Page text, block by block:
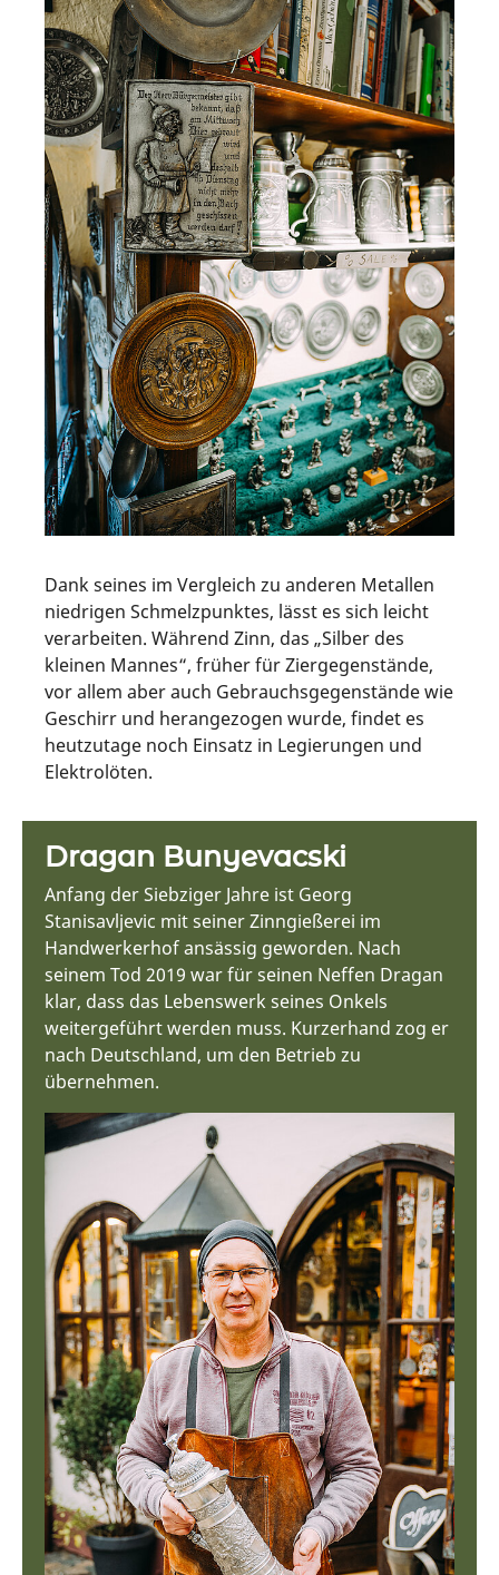
Dank seines im Vergleich zu anderen Metallen
niedrigen Schmelzpunktes, lässt es sich leicht
verarbeiten. Während Zinn, das „Silber des
kleinen Mannes“, früher für Ziergegenstände,
vor allem aber auch Gebrauchsgegenstände wie
Geschirr und herangezogen wurde, findet es
heutzutage noch Einsatz in Legierungen und
Elektrolöten.
Dragan Bunyevacski
Anfang der Siebziger Jahre ist Georg
Stanisavljevic mit seiner Zinngießerei im
Handwerkerhof ansässig geworden. Nach
seinem Tod 2019 war für seinen Neffen Dragan
klar, dass das Lebenswerk seines Onkels
weitergeführt werden muss. Kurzerhand zog er
nach Deutschland, um den Betrieb zu
übernehmen.